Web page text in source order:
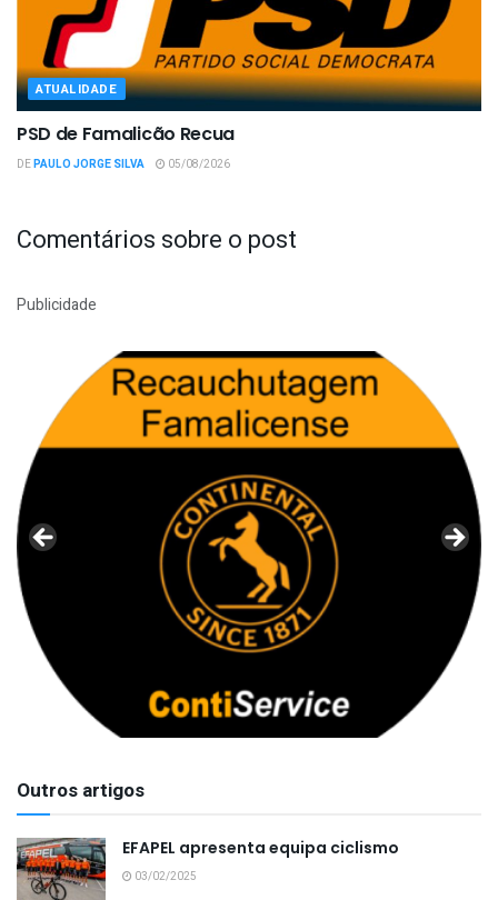
ATUALIDADE
PSD de Famalicão Recua
DEPAULO JORGE SILVA 05/08/2026
Comentários sobre o post
Publicidade
Outros artigos
EFAPEL apresenta equipa ciclismo
03/02/2025